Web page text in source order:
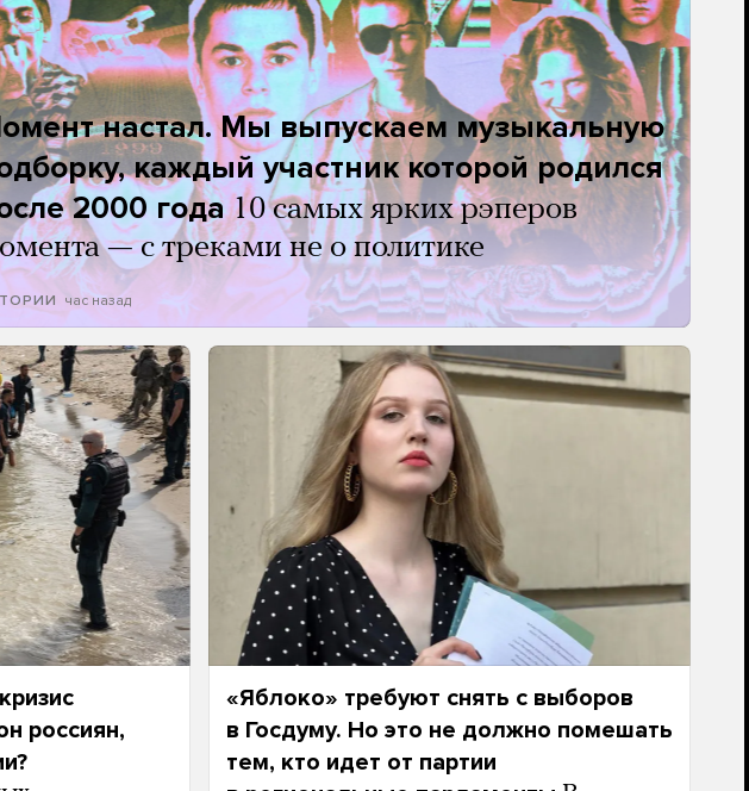
настал. Мы выпускаем музыкальную
каждый участник которой родился
2000 года 10 самых ярких рэперов
— с треками не о политике
час назад
россиян,
«Яблоко» требуют снять с выборов
в Госдуму. Но это не должно помешать
тем, кто идет от партии